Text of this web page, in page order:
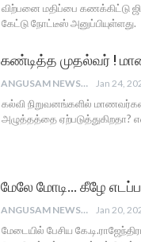
விற்பனை மதிப்பை கணக்கிட்டு
கேட்டு நோட்டீஸ் அனுப்பியுள்ளது.
கண்டித்த முதல்வர் !
ANGUSAM NEWS Jan 24,
கல்வி நிறுவனங்களில்
அழுத்தத்தை ஏற்படுத்துகிறதா?
மேலே மோடி… கீழே
ANGUSAM NEWS Jan 20,
மேடையில் பேசிய